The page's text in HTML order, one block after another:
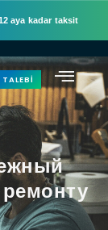
aya kadar taksit